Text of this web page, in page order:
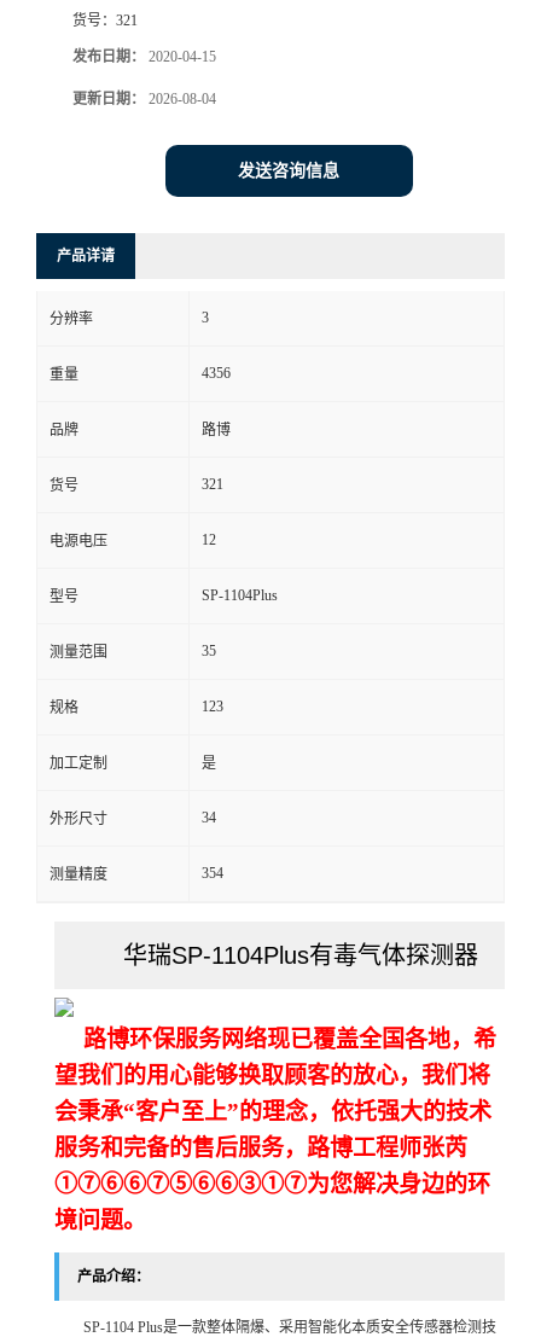
联
系
方
式
货号： 321
发布日期： 2020-04-15
更新日期： 2026-08-04
发送咨询信息
产品详请
分辨率 3
重量 4356
品牌 路博
货号 321
电源电压 12
型号 SP-1104Plus
测量范围 35
规格 123
加工定制 是
外形尺寸 34
测量精度 354
华瑞SP-1104Plus有毒气体探测器
路博环保服务网络现已覆盖全国各地，希
望我们的用心能够换取顾客的放心，我们将
会秉承“客户至上”的理念，依托强大的技术
服务和完备的售后服务，路博工程师张芮
①⑦⑥⑥⑦⑤⑥⑥③①⑦为您解决身边的环
境问题。
产品介绍：
SP-1104 Plus是一款整体隔爆、采用智能化本质安全传感器检测技